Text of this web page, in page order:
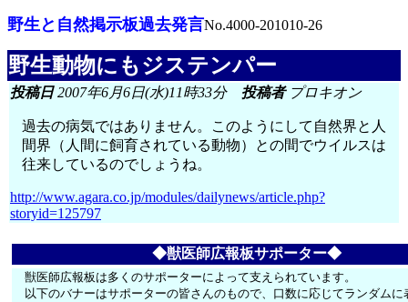
野生と自然掲示板過去発言No.4000-201010-26
野生動物にもジステンパー
投稿日2007年6月6日(水)11時33分 投稿者プロキオン
過去の病気ではありません。このようにして自然界と人
間界（人間に飼育されている動物）との間でウイルスは
往来しているのでしょうね。
http://www.agara.co.jp/modules/dailynews/article.php?
storyid=125797
◆獣医師広報板サポーター◆
獣医師広報板は多くのサポーターによって支えられています。
以下のバナーはサポーターの皆さんのもので、口数に応じてランダムに